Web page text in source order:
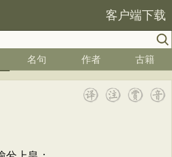
客户端下载
名句 作者 古籍